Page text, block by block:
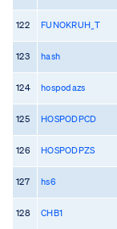
122 FUNOKRUH_T
123 hash
124 hospodazs
125 HOSPODPCD
126 HOSPODPZS
127 hs6
128 CHB1